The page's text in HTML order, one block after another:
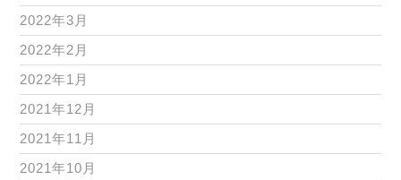
2022年3月
2022年2月
2022年1月
2021年12月
2021年11月
2021年10月